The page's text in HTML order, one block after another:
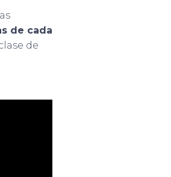
de cada
de